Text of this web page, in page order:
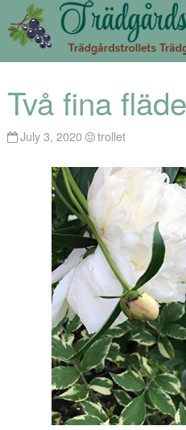
Två fina
July 3, 2020 trollet